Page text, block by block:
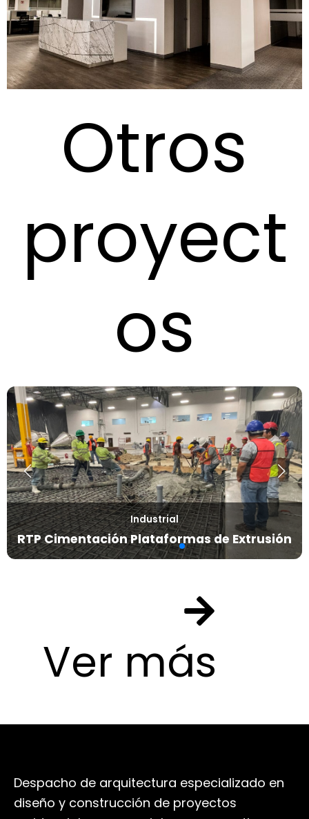
Otros
proyect
os
Industrial
RTP Cimentación Plataformas de Extrusión
Ver más
Despacho de arquitectura especializado en
diseño y construcción de proyectos